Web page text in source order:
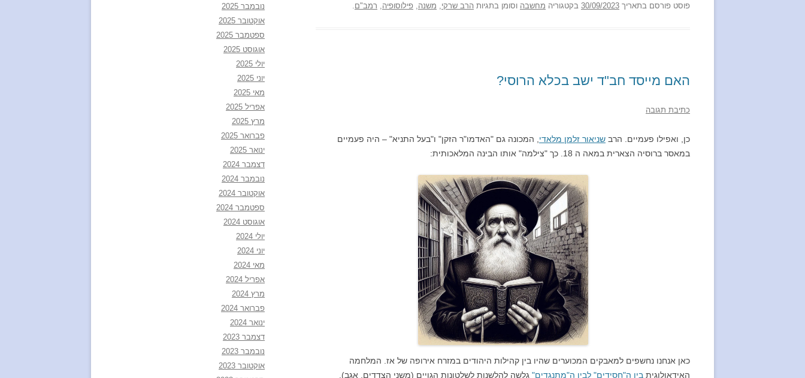
פוסט פורסם בתאריך 30/09/2023 בקטגוריה מחשבה וסומן בתגיות הרב שרקי משנה פילוסופיה רמב"ם
האם מייסד חב"ד ישב בכלא הרוסי?
כתיבת תגובה
כן, ואפילו פעמיים. הרב שניאור זלמן מלאדי , המכונה גם "האדמו"ר הזקן" ו"בעל התניא" – היה פעמיים
במאסר ברוסיה הצארית במאה ה 18. כך "צילמה" אותו הבינה המלאכותית:
כאן אנחנו נחשפים למאבקים המכוערים שהיו בין קהילות היהודים במזרח אירופה של אז. המלחמה
האידאולוגית בין ה"חסידים" לבין ה"מתנגדים" גלשה להלשנות לשלטונות הגויים (משני הצדדים, אגב).
נובמבר 2025
אוקטובר 2025
ספטמבר 2025
אוגוסט 2025
יולי 2025
יוני 2025
מאי 2025
אפריל 2025
מרץ 2025
פברואר 2025
ינואר 2025
דצמבר 2024
נובמבר 2024
אוקטובר 2024
ספטמבר 2024
אוגוסט 2024
יולי 2024
יוני 2024
מאי 2024
אפריל 2024
מרץ 2024
פברואר 2024
ינואר 2024
דצמבר 2023
נובמבר 2023
אוקטובר 2023